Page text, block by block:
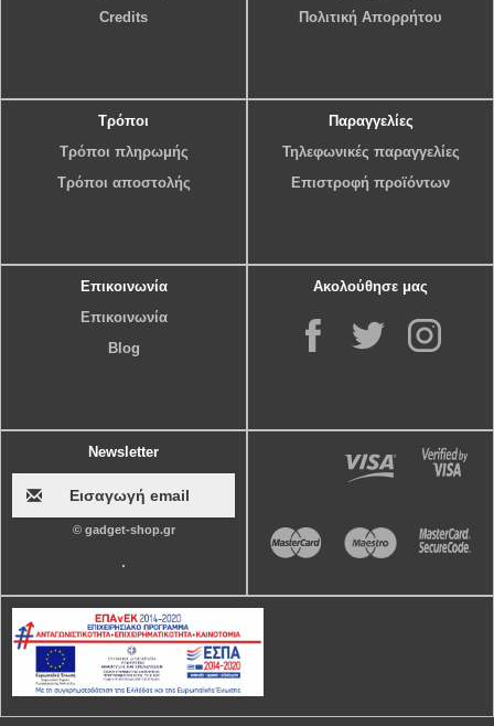
Credits
Πολιτική Απορρήτου
Τρόποι
Τρόποι πληρωμής
Τρόποι αποστολής
Παραγγελίες
Τηλεφωνικές παραγγελίες
Επιστροφή προϊόντων
Επικοινωνία
Επικοινωνία
Blog
Ακολούθησε μας
Newsletter
© gadget-shop.gr
.